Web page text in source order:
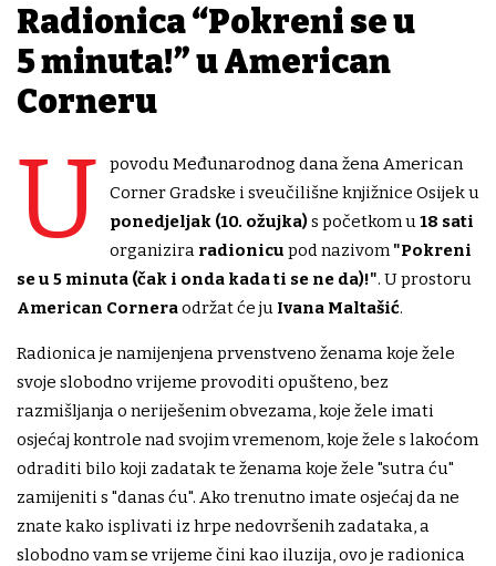
Radionica “Pokreni se u
5 minuta!” u American
Corneru
U
povodu Međunarodnog dana žena American
Corner Gradske i sveučilišne knjižnice Osijek u
ponedjeljak (10. ožujka)s početkom u18 sati
organizira radionicu pod nazivom"Pokreni
se u 5 minuta (čak i onda kada ti se ne da)!". U prostoru
American Corneraodržat će ju Ivana Maltašić.
Radionica je namijenjena prvenstveno ženama koje žele
svoje slobodno vrijeme provoditi opušteno, bez
razmišljanja o neriješenim obvezama, koje žele imati
osjećaj kontrole nad svojim vremenom, koje žele s lakoćom
odraditi bilo koji zadatak te ženama koje žele "sutra ću"
zamijeniti s "danas ću". Ako trenutno imate osjećaj da ne
znate kako isplivati iz hrpe nedovršenih zadataka, a
slobodno vam se vrijeme čini kao iluzija, ovo je radionica